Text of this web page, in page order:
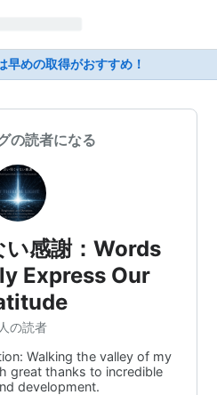
早めの取得がおすすめ！
の読者になる
い感謝：Words
Express Our
の読者
Walking the valley of my
great thanks to incredible
development.